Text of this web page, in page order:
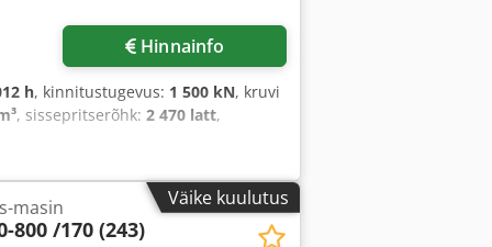
Hinnainfo
h, kinnitustugevus: 1 500 kN, kruvi
, sissepritserõhk: 2 470 latt,
Väike kuulutus
masin
800 /170 (243)